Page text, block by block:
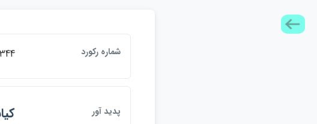
شماره رکورد
پديد آور